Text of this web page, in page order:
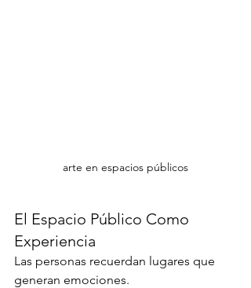
arte en espacios públicos
El Espacio Público Como
Experiencia
Las personas recuerdan lugares que
generan emociones.